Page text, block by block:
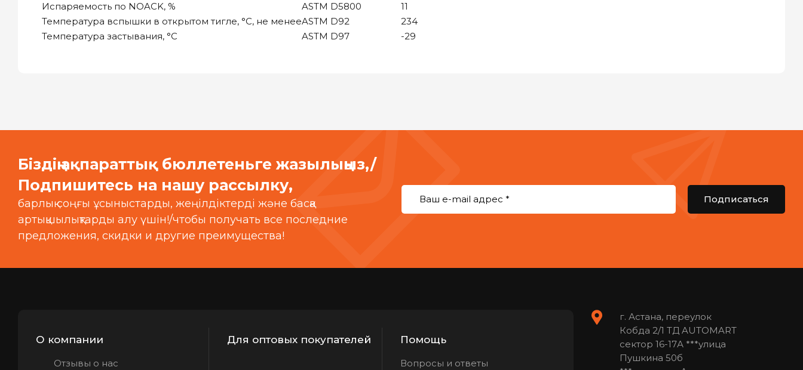
Испаряемость по NOACK, %
ASTM D5800
11
Температура вспышки в открытом тигле, °С, не менееASTM D92
234
Температура застывания, °С
ASTM D97 -29
Біздің ақпараттық бюллетеньге жазылыңыз,/
Подпишитесь на нашу рассылку,
барлық соңғы ұсыныстарды, жеңілдіктерді және басқа
артықшылықтарды алу үшін!/чтобы получать все последние
предложения, скидки и другие преимущества!
Подписаться
О компании
Отзывы о нас
Для оптовых покупателей Помощь
Вопросы и ответы
г. Астана, переулок
Кобда 2/1 ТД AUTOMART
сектор 16-17А ***улица
Пушкина 50б